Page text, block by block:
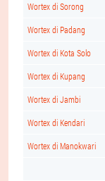
Wortex di Sorong
Wortex di Padang
Wortex di Kota Solo
Wortex di Kupang
Wortex di Jambi
Wortex di Kendari
Wortex di Manokwari